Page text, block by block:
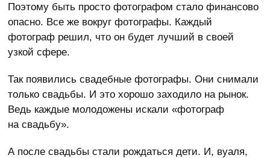
Поэтому быть просто фотографом стало финансово
опасно. Все же вокруг фотографы. Каждый
фотограф решил, что он будет лучший в своей
узкой сфере.
Так появились свадебные фотографы. Они снимали
только свадьбы. И это хорошо заходило на рынок.
Ведь каждые молодожены искали «фотограф
на свадьбу».
А после свадьбы стали рождаться дети. И, вуаля,